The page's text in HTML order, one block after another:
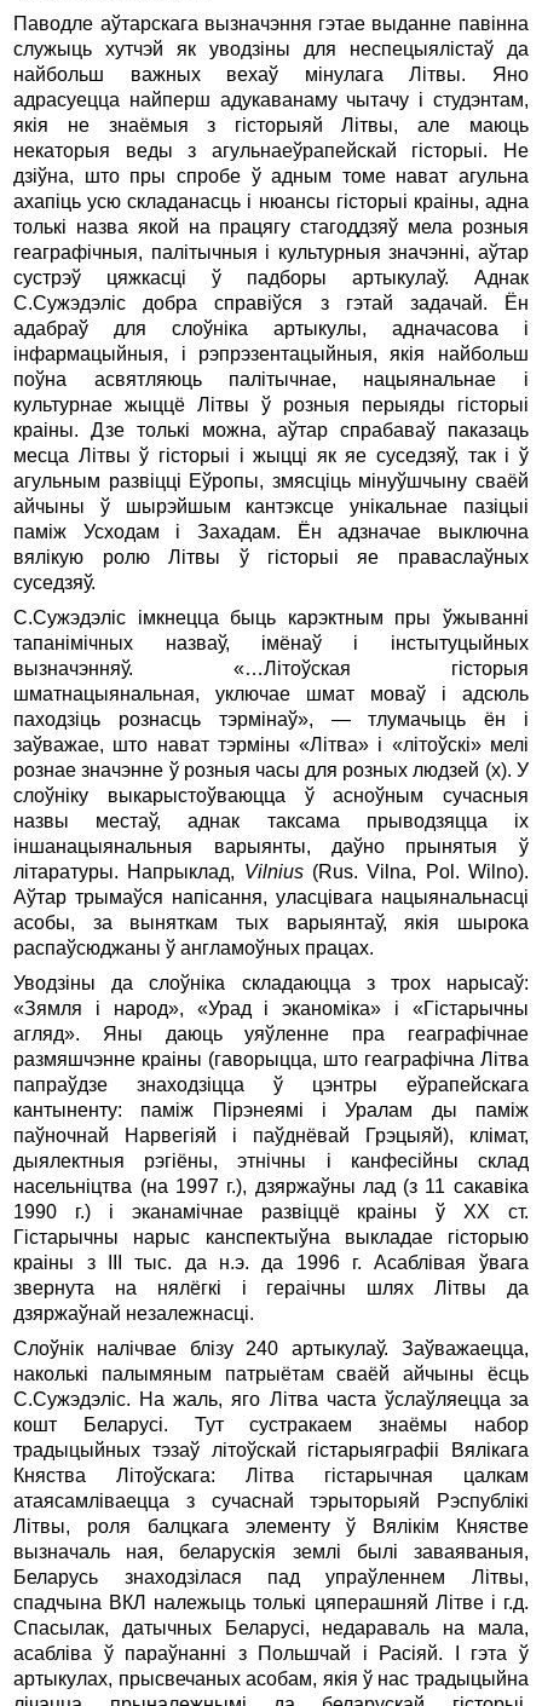
Паводле аўтарскага вызначэння гэтае выданне павiнна
служыць хутчэй як уводзiны для неспецыялiстаў да
найбольш важных вехаў мiнулага Літвы. Яно
адрасуецца найперш адукаванаму чытачу i студэнтам,
якія не знаёмыя з гiсторыяй Літвы, але маюць
некаторыя веды з агульнаеўрапейскай гiсторыi. Не
дзіўна, што пры спробе ў адным томе нават агульна
ахапiць усю складанасць i нюансы гiсторыi краiны, адна
толькi назва якой на працягу стагоддзяў мела розныя
геаграфiчныя, палiтычныя i культурныя значэннi, аўтар
сустрэў цяжкасцi ў падборы артыкулаў. Аднак
С.Сужэдэлiс добра справіўся з гэтай задачай. Ён
адабраў для слоўнiка артыкулы, адначасова i
iнфармацыйныя, i рэпрэзентацыйныя, якiя найбольш
поўна асвятляюць палiтычнае, нацыянальнае i
культурнае жыццё Літвы ў розныя перыяды гiсторыi
краiны. Дзе толькi можна, аўтар спрабаваў паказаць
месца Літвы ў гiсторыi i жыццi як яе суседзяў, так i ў
агульным развiццi Еўропы, змясцiць мiнуўшчыну сваёй
айчыны ў шырэйшым кантэксце унiкальнае пазiцыi
памiж Усходам i Захадам. Ён адзначае выключна
вялiкую ролю Літвы ў гiсторыi яе праваслаўных
суседзяў.
С.Сужэдэлiс iмкнецца быць карэктным пры ўжываннi
тапанiмiчных назваў, iмёнаў i iнстытуцыйных
вызначэнняў. «…Лiтоўская гiсторыя
шматнацыянальная, уключае шмат моваў i адсюль
паходзiць рознасць тэрмiнаў», — тлумачыць ён i
заўважае, што нават тэрмiны «Лiтва» i «лiтоўскi» мелi
рознае значэнне ў розныя часы для розных людзей (х). У
слоўнiку выкарыстоўваюцца ў асноўным сучасныя
назвы местаў, аднак таксама прыводзяцца іх
іншанацыянальныя варыянты, даўно прынятыя ў
лiтаратуры. Напрыклад, Vilnius(Rus. Vilna, Pol. Wilno).
Аўтар трымаўся напiсання, уласцiвага нацыянальнасцi
асобы, за выняткам тых варыянтаў, якія шырока
распаўсюджаны ў англамоўных працах.
Уводзiны да слоўнiка складаюцца з трох нарысаў:
«Зямля i народ», «Урад i эканомiка» i «Гiстарычны
агляд». Яны даюць уяўленне пра геаграфiчнае
размяшчэнне краiны (гаворыцца, што геаграфiчна Літва
папраўдзе знаходзiцца ў цэнтры еўрапейскага
кантыненту: памiж Пiрэнеямi i Уралам ды памiж
паўночнай Нарвегiяй i паўднёвай Грэцыяй), клiмат,
дыялектныя рэгiёны, этнiчны i канфесiйны склад
насельнiцтва (на 1997 г.), дзяржаўны лад (з 11 сакавiка
1990 г.) i эканамiчнае развiццё краiны ў ХХ ст.
Гiстарычны нарыс канспектыўна выкладае гiсторыю
краіны з ІІІ тыс. да н.э. да 1996 г. Асаблiвая ўвага
звернута на нялёгкі i гераiчны шлях Літвы да
дзяржаўнай незалежнасцi.
Слоўнiк налiчвае блiзу 240 артыкулаў. Заўважаецца,
наколькі палымяным патрыётам сваёй айчыны ёсць
С.Сужэдэлiс. На жаль, яго Літва часта ўслаўляецца за
кошт Беларусi. Тут сустракаем знаёмы набор
традыцыйных тэзаў літоўскай гiстарыяграфii Вялiкага
Княства Лiтоўскага: Лiтва гiстарычная цалкам
атаясамлiваецца з сучаснай тэрыторыяй Рэспублiкi
Літвы, роля балцкага элементу ў Вялiкiм Княстве
вызначаль ная, беларускiя землi былi заваяваныя,
Беларусь знаходзiлася пад упраўленнем Лiтвы,
спадчына ВКЛ належыць толькi цяперашняй Літве i г.д.
Спасылак, датычных Беларусi, недараваль на мала,
асаблiва ў параўнаннi з Польшчай i Расiяй. І гэта ў
артыкулах, прысвечаных асобам, якiя ў нас традыцыйна